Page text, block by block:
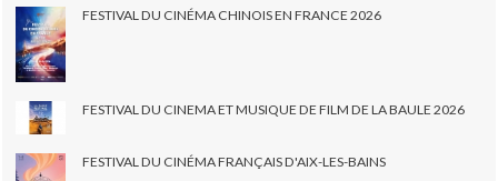
FESTIVAL DU CINÉMA CHINOIS EN FRANCE 2026
FESTIVAL DU CINEMA ET MUSIQUE DE FILM DE LA BAULE 2026
FESTIVAL DU CINÉMA FRANÇAIS D'AIX-LES-BAINS